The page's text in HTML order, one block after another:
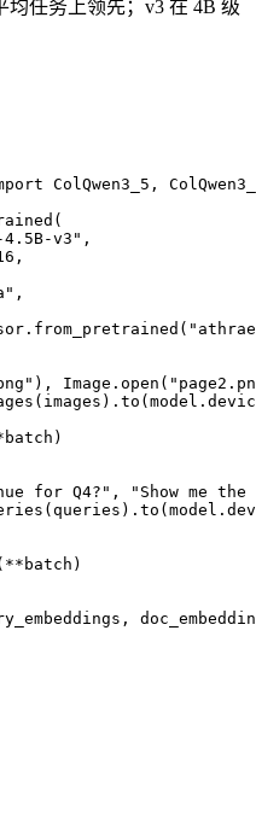
任务上领先；v3 在 4B 级
ColQwen3_5,
v3",
for Q4?", "Show me